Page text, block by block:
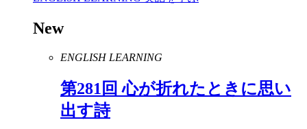
New
ENGLISH LEARNING
第281 回 心が折れたときに思い
出す詩